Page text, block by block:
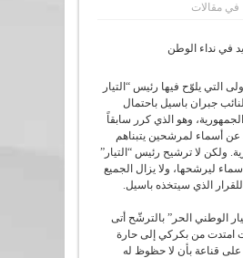
فيمقالات
في نداء الوطن
التي يلوّح فيها رئيس “التيار
جبران باسيل باحتمال
وهو الذي كرر سابقاً
عن أسماء لمرشحين يتبناهم
ولكن لا ترشيح رئيس “التيار”
ليرشحها، ولا يزال الجميع
الذي سيتخذه باسيل.
الوطني الحر” بالترشّح أتى
امتدت من بكركي إلى حارة
على قناعة بأن لا حظوظ له